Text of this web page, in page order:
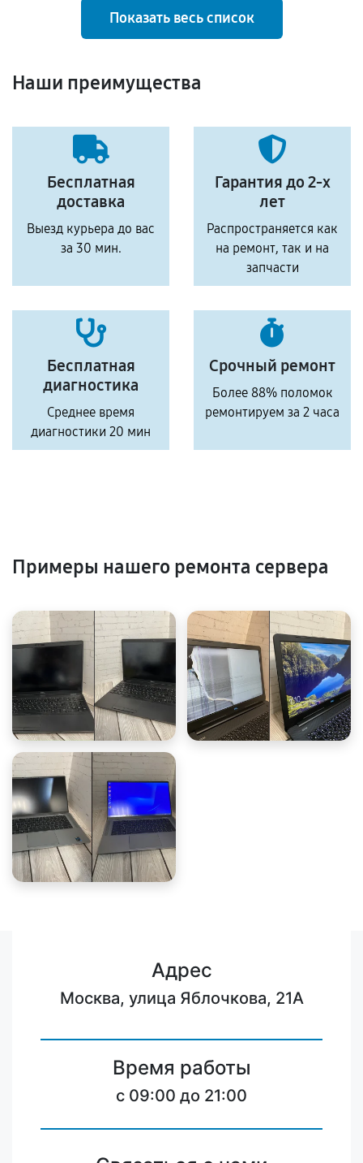
Показать весь список
Наши преимущества
Бесплатная
доставка
Выезд курьера до вас
за 30 мин.
Гарантия до 2-х
лет
Распространяется как
на ремонт, так и на
запчасти
Бесплатная
диагностика
Среднее время
диагностики 20 мин
Срочный ремонт
Более 88% поломок
ремонтируем за 2 часа
Примеры нашего ремонта сервера
Адрес
Москва, улица Яблочкова, 21А
Время работы
c 09:00 до 21:00